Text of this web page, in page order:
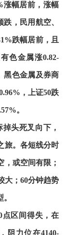
涨幅居前，涨幅
，民用航空、
跌幅居前，且
色金属涨0.82-
黑色金属及券商
，上证50跌
。
头死叉向下，
旅。各短线分时
或空间有限；
大；60分钟趋势
点区间得失，在
阻力位在4140-